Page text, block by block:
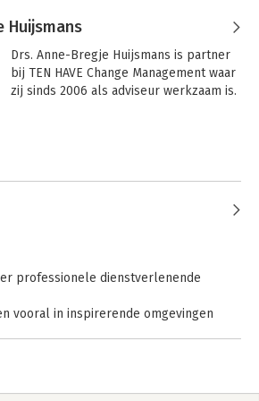
Huijsmans
Drs. Anne-Bregje Huijsmans is partner
bij TEN HAVE Change Management waar
zij sinds 2006 als adviseur werkzaam is.
door Anne-Bregje
professionele dienstverlenende
vooral in inspirerende omgevingen